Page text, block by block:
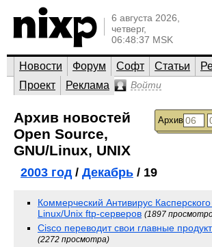
6 августа 2026,
четверг,
06:48:37 MSK
Новости Форум Софт Статьи
Проект
Реклама Войти
Архив
Архив новостей
Open Source,
GNU/Linux, UNIX
2003 год/ Декабрь / 19
Коммерческий Антивирус
Linux/Unix ftp-серверов (1897
Cisco переводит свои главные
(2272 просмотра)